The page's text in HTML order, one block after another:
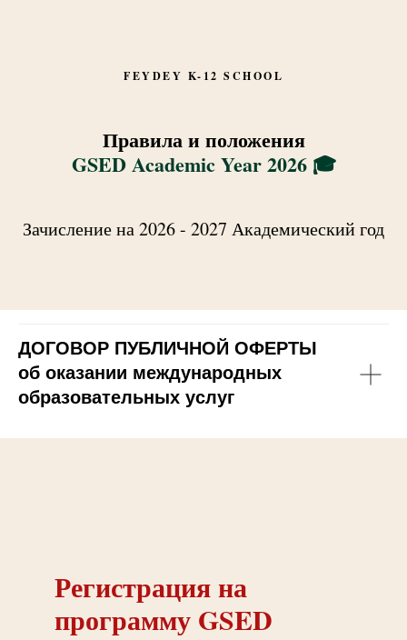
FEYDEY K-12 SCHOOL
Правила и положения
GSED Academic Year 2026 🎓
Зачисление на 2026 - 2027 Академический год
ДОГОВОР ПУБЛИЧНОЙ ОФЕРТЫ
об оказании международных
образовательных услуг
Регистрация на
программу GSED